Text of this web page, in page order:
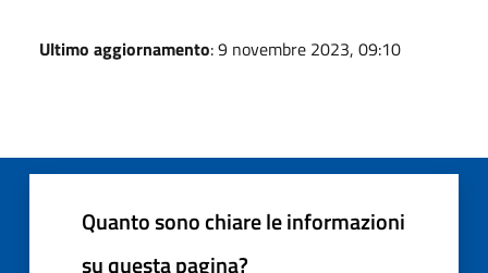
Ultimo aggiornamento: 9 novembre 2023, 09:10
Quanto sono chiare le informazioni
su questa pagina?